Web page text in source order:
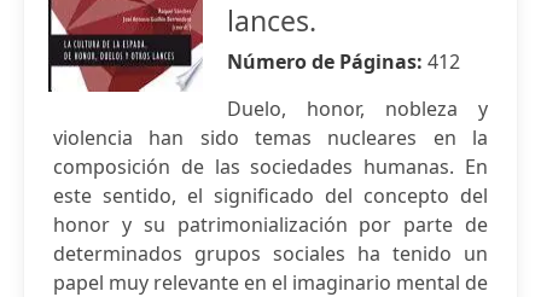
lances.
Número de Páginas: 412
Duelo, honor, nobleza y
violencia han sido temas nucleares en la
composición de las sociedades humanas. En
este sentido, el significado del concepto del
honor y su patrimonialización por parte de
determinados grupos sociales ha tenido un
papel muy relevante en el imaginario mental de